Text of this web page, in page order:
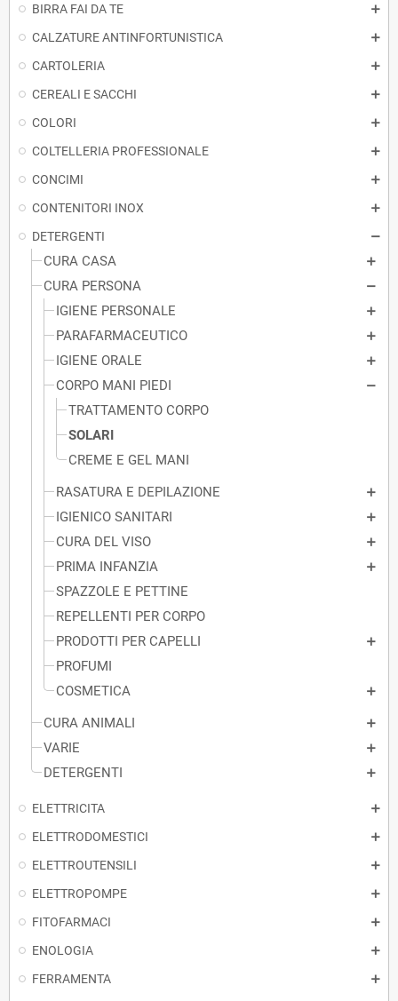
BIRRA FAI DA TE
CALZATURE ANTINFORTUNISTICA
CARTOLERIA
CEREALI E SACCHI
COLORI
COLTELLERIA PROFESSIONALE
CONCIMI
CONTENITORI INOX
DETERGENTI
CURA CASA
CURA PERSONA
IGIENE PERSONALE
PARAFARMACEUTICO
IGIENE ORALE
CORPO MANI PIEDI
TRATTAMENTO CORPO
SOLARI
CREME E GEL MANI
RASATURA E DEPILAZIONE
IGIENICO SANITARI
CURA DEL VISO
PRIMA INFANZIA
SPAZZOLE E PETTINE
REPELLENTI PER CORPO
PRODOTTI PER CAPELLI
PROFUMI
COSMETICA
CURA ANIMALI
VARIE
DETERGENTI
ELETTRICITA
ELETTRODOMESTICI
ELETTROUTENSILI
ELETTROPOMPE
FITOFARMACI
ENOLOGIA
FERRAMENTA